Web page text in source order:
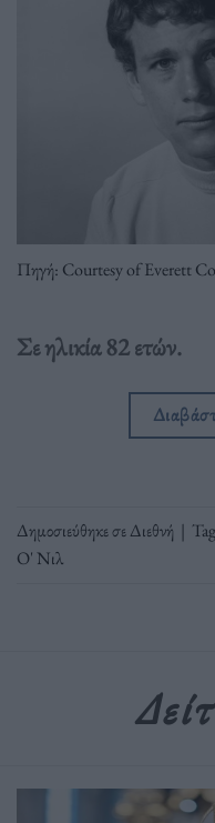
Πηγή: Courtesy of Everett
Σε ηλικία 82 ετών.
Δημοσιεύθηκε σεΔιεθνή |
Ο' Νιλ